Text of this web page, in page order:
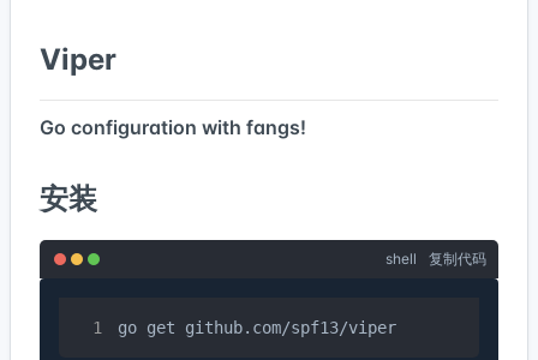
Viper
Go configuration with fangs!
安装
shell 复制代码
go get github.com/spf13/viper